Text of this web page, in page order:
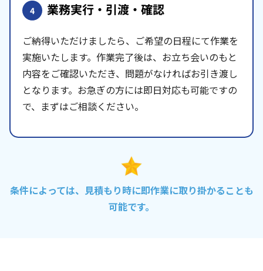
4 業務実行・引渡・確認
ご納得いただけましたら、ご希望の日程にて作業を
実施いたします。作業完了後は、お立ち会いのもと
内容をご確認いただき、問題がなければお引き渡し
となります。お急ぎの方には即日対応も可能ですの
で、まずはご相談ください。
条件によっては、見積もり時に即作業に取り掛かることも
可能です。